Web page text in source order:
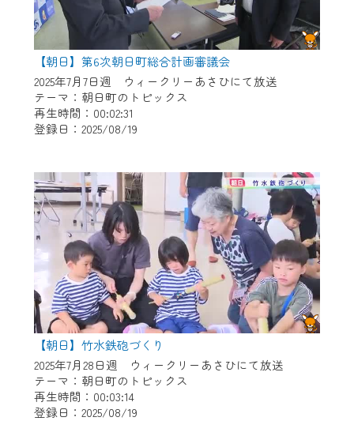
【朝日】第6次朝日町総合計画審議会
2025年7月7日週 ウィークリーあさひにて放送
テーマ：朝日町のトピックス
再生時間：00:02:31
登録日：2025/08/19
【朝日】竹水鉄砲づくり
2025年7月28日週 ウィークリーあさひにて放送
テーマ：朝日町のトピックス
再生時間：00:03:14
登録日：2025/08/19